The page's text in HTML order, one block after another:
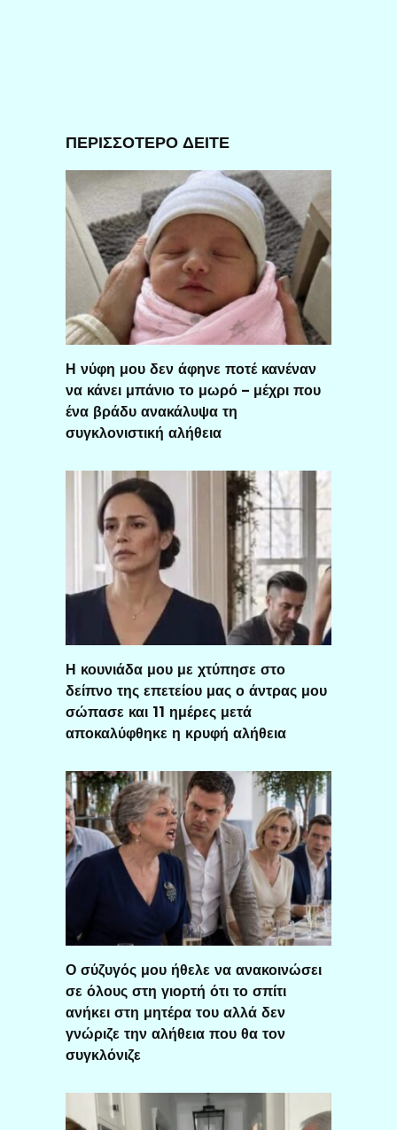
ΠΕΡΙΣΣΟΤΕΡΟ ΔΕΙΤΕ
Η νύφη μου δεν άφηνε ποτέ κανέναν
να κάνει μπάνιο το μωρό – μέχρι που
ένα βράδυ ανακάλυψα τη
συγκλονιστική αλήθεια
Η κουνιάδα μου με χτύπησε στο
δείπνο της επετείου μας ο άντρας μου
σώπασε και 11 ημέρες μετά
αποκαλύφθηκε η κρυφή αλήθεια
Ο σύζυγός μου ήθελε να ανακοινώσει
σε όλους στη γιορτή ότι το σπίτι
ανήκει στη μητέρα του αλλά δεν
γνώριζε την αλήθεια που θα τον
συγκλόνιζε